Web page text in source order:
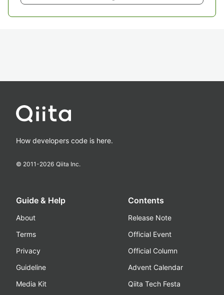
How developers code is here.
© 2011-2026 Qiita Inc.
Guide & Help
About
Terms
Privacy
Guideline
Media Kit
Contents
Release Note
Official Event
Official Column
Advent Calendar
Qiita Tech Festa